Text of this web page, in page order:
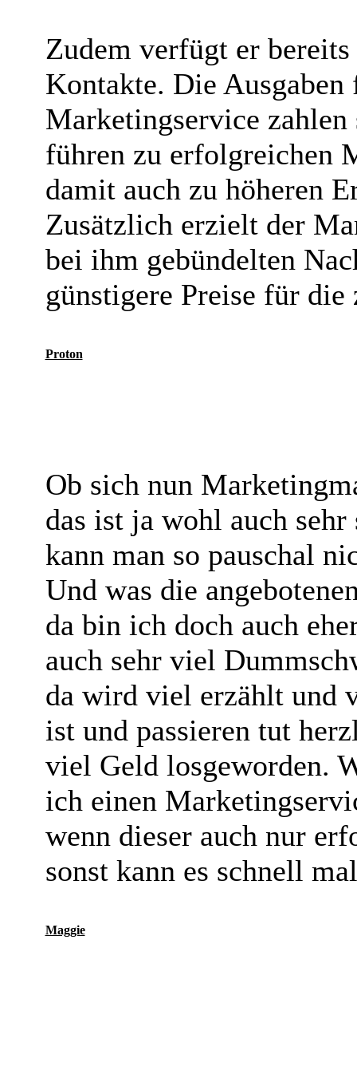
Zudem verfügt er
Kontakte. Die
Marketingservice
führen zu erfolgreichen
damit auch zu höheren
Zusätzlich erzielt der
bei ihm gebündelten
günstigere Preise für die
Proton
Ob sich nun
das ist ja wohl auch
kann man so pauschal
Und was die
da bin ich doch auch
auch sehr viel
da wird viel erzählt und
ist und passieren tut
viel Geld losgeworden.
ich einen
wenn dieser auch nur
sonst kann es schnell
Maggie